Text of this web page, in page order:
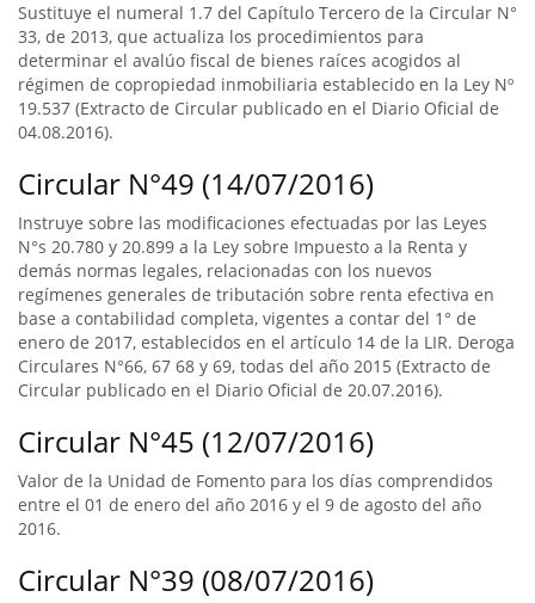
Sustituye el numeral 1.7 del Capítulo Tercero de la Circular N°
33, de 2013, que actualiza los procedimientos para
determinar el avalúo fiscal de bienes raíces acogidos al
régimen de copropiedad inmobiliaria establecido en la Ley Nº
19.537 (Extracto de Circular publicado en el Diario Oficial de
04.08.2016).
Circular N°49 (14/07/2016)
Instruye sobre las modificaciones efectuadas por las Leyes
N°s 20.780 y 20.899 a la Ley sobre Impuesto a la Renta y
demás normas legales, relacionadas con los nuevos
regímenes generales de tributación sobre renta efectiva en
base a contabilidad completa, vigentes a contar del 1° de
enero de 2017, establecidos en el artículo 14 de la LIR. Deroga
Circulares N°66, 67 68 y 69, todas del año 2015 (Extracto de
Circular publicado en el Diario Oficial de 20.07.2016).
Circular N°45 (12/07/2016)
Valor de la Unidad de Fomento para los días comprendidos
entre el 01 de enero del año 2016 y el 9 de agosto del año
2016.
Circular N°39 (08/07/2016)